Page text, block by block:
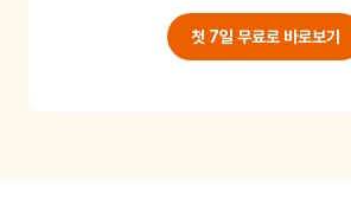
완성! 문어의 빨판은 남은 종이빨대를
나 사인펜으로 그려 주세요. *준비물:
첫 7일 무료로 바로보기